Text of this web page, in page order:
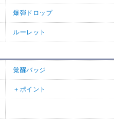
爆弾ドロップ
ルーレット
覚醒バッジ
＋ポイント